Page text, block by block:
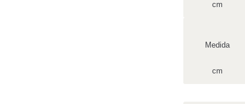
cm
Medida
cm